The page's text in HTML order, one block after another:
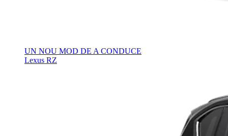
UN NOU MOD DE A CONDUCE
Lexus RZ